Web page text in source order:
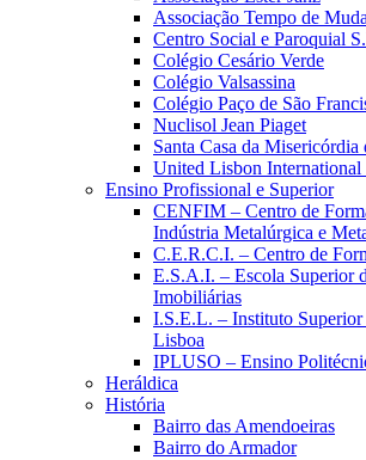
Associação Tempo de
Centro Social e Paroquial
Colégio Cesário Verde
Colégio Valsassina
Colégio Paço de São
Nuclisol Jean Piaget
Santa Casa da Misericórdia
United Lisbon International
Ensino Profissional e Superior
CENFIM – Centro de
Indústria Metalúrgica e
C.E.R.C.I. – Centro de
E.S.A.I. – Escola Superior
Imobiliárias
I.S.E.L. – Instituto Superior
Lisboa
IPLUSO – Ensino
Heráldica
História
Bairro das Amendoeiras
Bairro do Armador